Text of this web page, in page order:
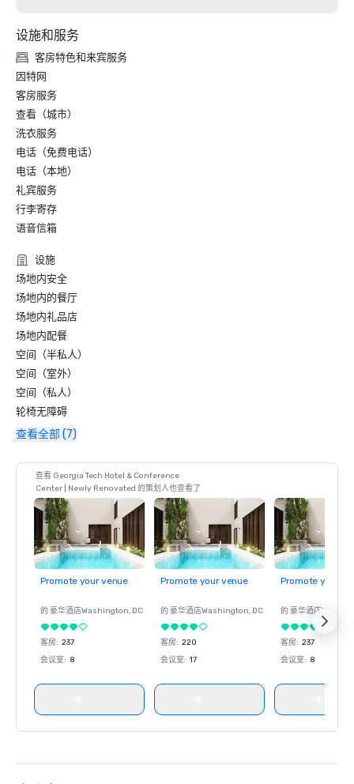
设施和服务
客房特色和来宾服务
因特网
客房服务
查看（城市）
洗衣服务
电话（免费电话）
电话（本地）
礼宾服务
行李寄存
语音信箱
设施
场地内安全
场地内的餐厅
场地内礼品店
场地内配餐
空间（半私人）
空间（室外）
空间（私人）
轮椅无障碍
查看全部 (7)
查看 Georgia Tech Hotel & Conference
Center | Newly Renovated 的策划人也查看了
Promote your venue
的 豪华酒店Washington, DC
客房: 237
会议室: 8
Promote your venue
的 豪华酒店Washington, DC
客房: 220
会议室: 17
Promote your
的 豪华酒店
客房: 237
会议室: 8